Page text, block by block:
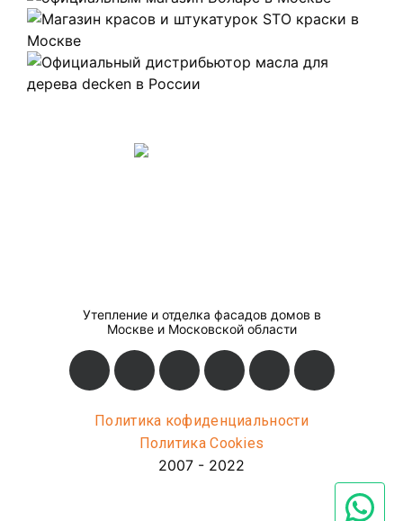
Утепление и отделка фасадов домов в
Москве и Московской области
Политика кофиденциальности
Политика Cookies
2007 - 2022